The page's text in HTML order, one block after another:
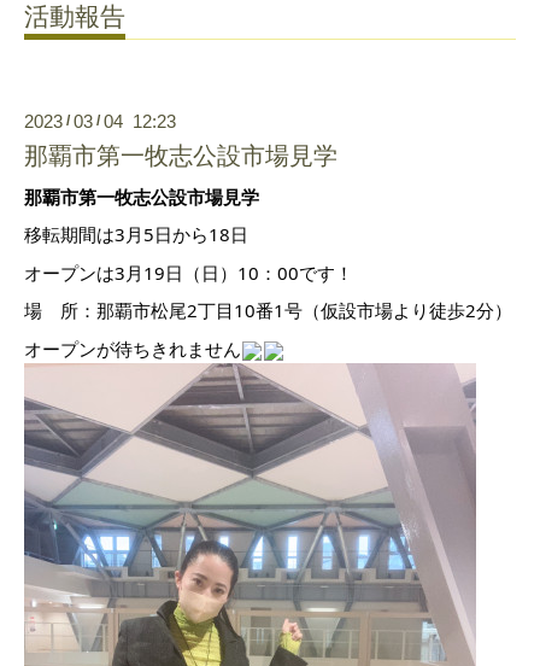
活動報告
2023 /03 /04 12:23
那覇市第一牧志公設市場見学
那覇市第一牧志公設市場見学
移転期間は3月5日から18日
オープンは3月19日（日）10：00です！
場 所：那覇市松尾2丁目10番1号（仮設市場より徒歩2分）
オープンが待ちきれません